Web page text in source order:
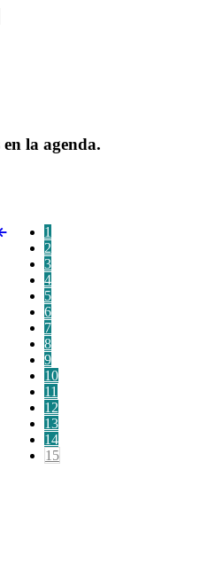
en la agenda.
1
2
3
4
5
6
7
8
9
10
11
12
13
14
15